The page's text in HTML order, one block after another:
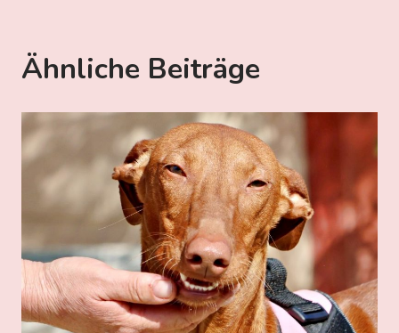
Ähnliche Beiträge